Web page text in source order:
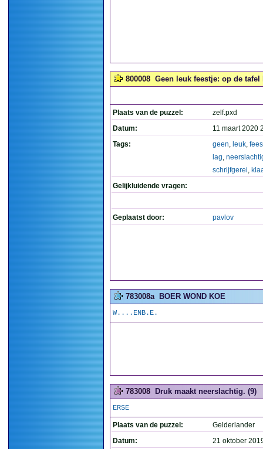
800008 Geen leuk feestje: op de
Plaats van de puzzel:
zelf.pxd
Datum:
11 maart 2020
Tags:
geen, leuk,
lag,
schrijfgerei,
Gelijkluidende vragen:
Geplaatst door: pavlov
783008a BOER WOND KOE
W....ENB.E.
783008 Druk maakt neerslachtig. (9)
ERSE
Plaats van de puzzel:
Gelderlander
Datum:
21 oktober